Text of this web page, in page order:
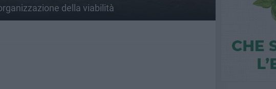
della viabilità